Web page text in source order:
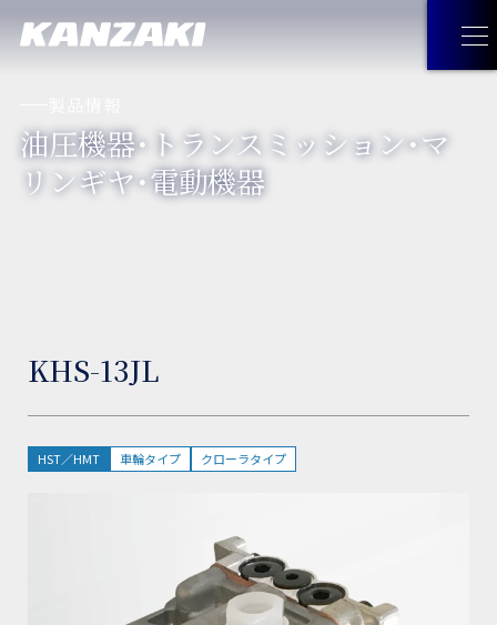
製品情報
見つけてみよう！神崎製品
製品カタログダウンロード
トップメッセージ
経営理念
お問い合わせ
お問い合わせトップ
マリンギヤ・電動機器に関する
JA
油圧機器・トランスミッション・マ
リンギヤ・電動機器
KHS-13JL
HST／HMT 車輪タイプ クローラタイプ